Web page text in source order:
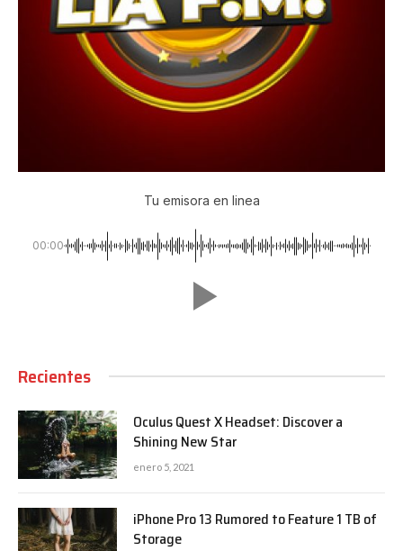
Tu emisora en linea
00:00
Recientes
Oculus Quest X Headset: Discover a
Shining New Star
enero 5, 2021
iPhone Pro 13 Rumored to Feature 1 TB of
Storage